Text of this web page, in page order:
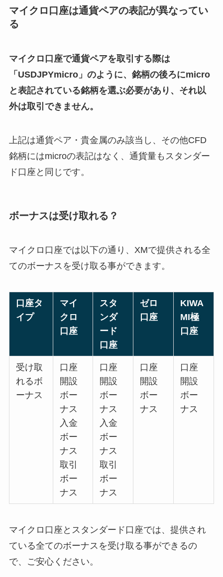
マイクロ口座は通貨ペアの表記が異なってい
る
マイクロ口座で通貨ペアを取引する際は
「USDJPYmicro」のように、銘柄の後ろにmicro
と表記されている銘柄を選ぶ必要があり、それ以
外は取引できません。
上記は通貨ペア・貴金属のみ該当し、その他CFD
銘柄にはmicroの表記はなく、通貨量もスタンダー
ド口座と同じです。
ボーナスは受け取れる？
マイクロ口座では以下の通り、XMで提供される全
てのボーナスを受け取る事ができます。
口座タ
イプ
マイ
クロ
口座
スタ
ンダ
ード
口座
ゼロ
口座
KIWA
MI極
口座
受け取
れるボ
ーナス
口座
開設
ボー
ナス
入金
ボー
ナス
取引
ボー
ナス
口座
開設
ボー
ナス
入金
ボー
ナス
取引
ボー
ナス
口座
開設
ボー
ナス
口座
開設
ボー
ナス
マイクロ口座とスタンダード口座では、提供され
ている全てのボーナスを受け取る事ができるの
で、ご安心ください。